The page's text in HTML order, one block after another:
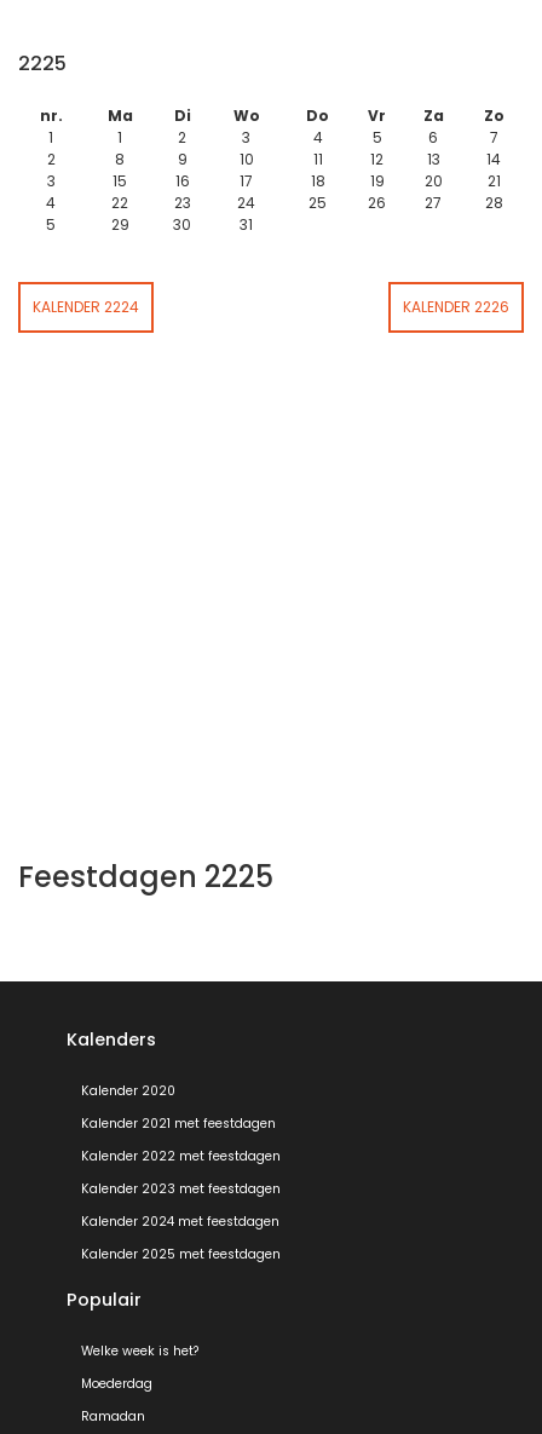
2225
nr. Ma Di Wo Do Vr Za
Zo
1
1 2 3 4 5 6
7
2
8 9 10 11 12 13
14
3
15 16 17 18 19 20
21
4
22 23 24 25 26 27
28
5
29 30 31
KALENDER 2224 KALENDER 2226
Feestdagen 2225
Kalenders
Kalender 2020
Kalender 2021 met feestdagen
Kalender 2022 met feestdagen
Kalender 2023 met feestdagen
Kalender 2024 met feestdagen
Kalender 2025 met feestdagen
Populair
Welke week is het?
Moederdag
Ramadan